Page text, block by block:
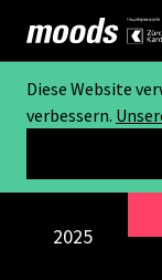
Diese Website
verbessern.
2025